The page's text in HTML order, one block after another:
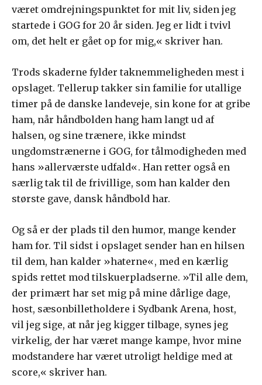
været omdrejningspunktet for mit liv, siden jeg
startede i GOG for 20 år siden. Jeg er lidt i tvivl
om, det helt er gået op for mig,« skriver han.
Trods skaderne fylder taknemmeligheden mest i
opslaget. Tellerup takker sin familie for utallige
timer på de danske landeveje, sin kone for at gribe
ham, når håndbolden hang ham langt ud af
halsen, og sine trænere, ikke mindst
ungdomstrænerne i GOG, for tålmodigheden med
hans »allerværste udfald«. Han retter også en
særlig tak til de frivillige, som han kalder den
største gave, dansk håndbold har.
Og så er der plads til den humor, mange kender
ham for. Til sidst i opslaget sender han en hilsen
til dem, han kalder »haterne«, med en kærlig
spids rettet mod tilskuerpladserne. »Til alle dem,
der primært har set mig på mine dårlige dage,
host, sæsonbilletholdere i Sydbank Arena, host,
vil jeg sige, at når jeg kigger tilbage, synes jeg
virkelig, der har været mange kampe, hvor mine
modstandere har været utroligt heldige med at
score,« skriver han.